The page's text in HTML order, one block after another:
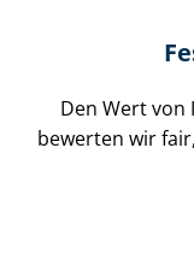
Den Wert von
bewerten wir